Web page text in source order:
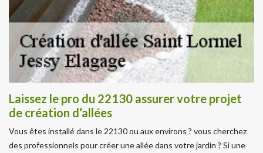
Laissez le pro du 22130 assurer votre projet
de création d’allées
Vous êtes installé dans le 22130 ou aux environs ? vous cherchez
des professionnels pour créer une allée dans votre jardin ? Si une